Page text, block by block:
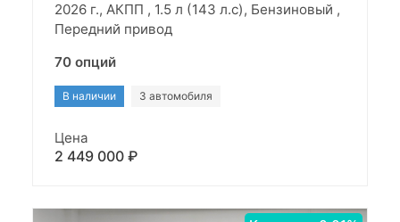
2026 г., АКПП , 1.5 л (143 л.с), Бензиновый ,
Передний привод
70 опций
В наличии 3 автомобиля
Цена
2 449 000 ₽